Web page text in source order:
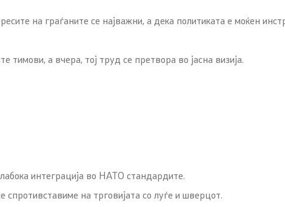
на граѓаните се најважни, а дека политиката е моќен
а вчера, тој труд се претвора во јасна визија.
интеграција во НАТО стандардите.
на трговијата со луѓе и шверцот.